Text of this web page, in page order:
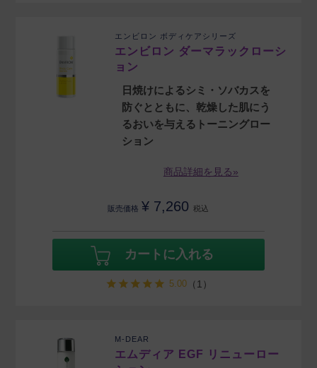
エンビロン ボディケアシリーズ
エンビロン ダーマラックローシ
ョン
日焼けによるシミ・ソバカスを
防ぐとともに、乾燥した肌にう
るおいを与えるトーニングロー
ション
商品詳細を見る»
販売価格 ¥ 7,260 税込
カートに入れる
5.00（1）
M-DEAR
エムディア EGF リニューロー